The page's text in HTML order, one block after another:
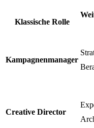
Klassische Rolle
Kampagnenmanager
Creative Director